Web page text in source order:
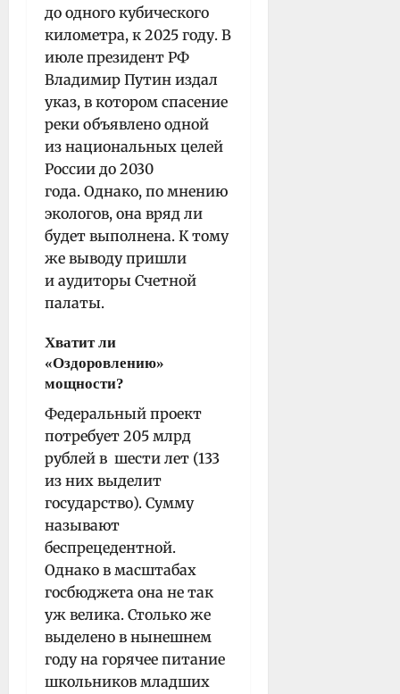
до одного кубического
километра, к 2025 году. В
июле президент РФ
Владимир Путин издал
указ, в котором спасение
реки объявлено одной
из национальных целей
России до 2030
года. Однако, по мнению
экологов, она вряд ли
будет выполнена. К тому
же выводу пришли
и аудиторы Счетной
палаты.
Хватит ли
«Оздоровлению»
мощности?
Федеральный проект
потребует 205 млрд
рублей в шести лет (133
из них выделит
государство). Сумму
называют
беспрецедентной.
Однако в масштабах
госбюджета она не так
уж велика. Столько же
выделено в нынешнем
году на горячее питание
школьников младших